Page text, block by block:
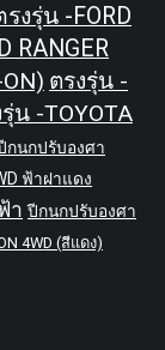
รงรุ่น -FORD
RANGER
ตรงรุ่น -
น -TOYOTA
กนกปรับองศา
ฟ้าฝาแดง
า ปีกนกปรับองศา
4WD (สีแดง)